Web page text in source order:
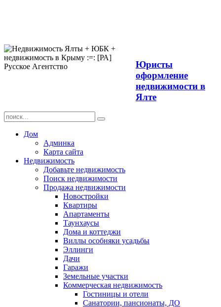
Юристы
оформление
недвижимости в
Ялте
Дом
Админка
Карта сайта
Недвижимость
Добавьте недвижимость
Поиск недвижимости
Продажа недвижимости
Новостройки
Квартиры
Апартаменты
Таунхаусы
Дома и коттеджи
Виллы особняки усадьбы
Эллинги
Дачи
Гаражи
Земельные участки
Коммерческая недвижимость
Гостиницы и отели
Санатории, пансионаты, ДО